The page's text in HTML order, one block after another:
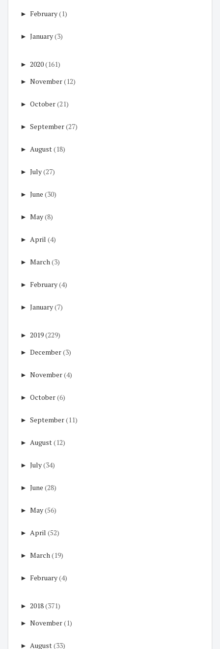
► February(1)
► January(3)
► 2020(161)
► November(12)
► October(21)
► September(27)
► August(18)
► July(27)
► June (30)
► May(8)
► April (4)
► March(3)
► February(4)
► January(7)
► 2019(229)
► December(3)
► November(4)
► October(6)
► September(11)
► August(12)
► July(34)
► June (28)
► May(56)
► April (52)
► March(19)
► February(4)
► 2018(371)
► November(1)
► August(33)